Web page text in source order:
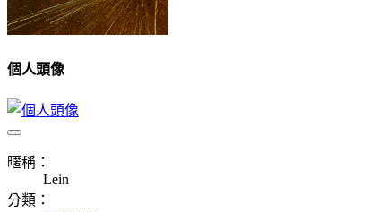
個人頭像
暱稱：
Lein
分類：